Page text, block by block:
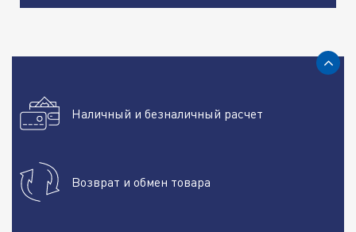
Наличный и безналичный расчет
Возврат и обмен товара